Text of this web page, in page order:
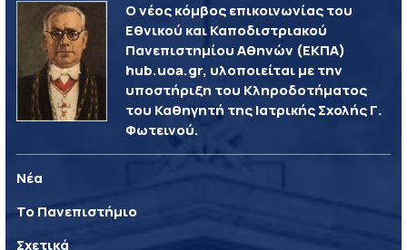
Ο νέος κόμβος επικοινωνίας του
Εθνικού και Καποδιστριακού
Πανεπιστημίου Αθηνών (ΕΚΠΑ)
hub.uoa.gr, υλοποιείται με την
υποστήριξη του Κληροδοτήματος
του Καθηγητή της Ιατρικής Σχολής Γ.
Φωτεινού.
Νέα
Το Πανεπιστήμιο
Σχετικά